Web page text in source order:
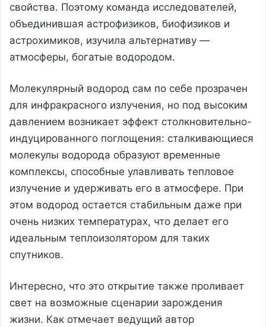
свойства. Поэтому команда исследователей,
объединившая астрофизиков, биофизиков и
астрохимиков, изучила альтернативу —
атмосферы, богатые водородом.
Молекулярный водород сам по себе прозрачен
для инфракрасного излучения, но под высоким
давлением возникает эффект столкновительно-
индуцированного поглощения: сталкивающиеся
молекулы водорода образуют временные
комплексы, способные улавливать тепловое
излучение и удерживать его в атмосфере. При
этом водород остается стабильным даже при
очень низких температурах, что делает его
идеальным теплоизолятором для таких
спутников.
Интересно, что это открытие также проливает
свет на возможные сценарии зарождения
жизни. Как отмечает ведущий автор